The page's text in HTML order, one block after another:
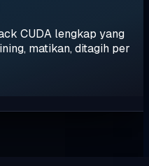
CUDA lengkap yang
matikan, ditagih per